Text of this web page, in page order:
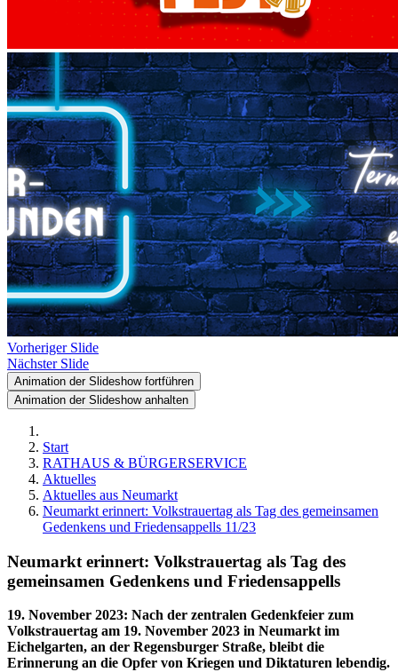
Vorheriger Slide
Nächster Slide
Animation der Slideshow fortführen
Animation der Slideshow anhalten
Start
RATHAUS & BÜRGERSERVICE
Aktuelles
Aktuelles aus Neumarkt
Neumarkt erinnert: Volkstrauertag als Tag des gemeinsamen
Gedenkens und Friedensappells 11/23
Neumarkt erinnert: Volkstrauertag als Tag des
gemeinsamen Gedenkens und Friedensappells
19. November 2023: Nach der zentralen Gedenkfeier zum
Volkstrauertag am 19. November 2023 in Neumarkt im
Eichelgarten, an der Regensburger Straße, bleibt die
Erinnerung an die Opfer von Kriegen und Diktaturen lebendig.